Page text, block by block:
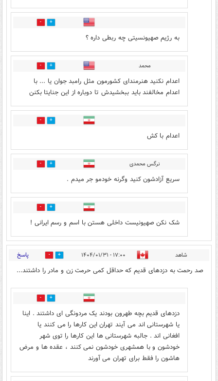
6
به رژیم صهیونسیتی چه ربطی داره ؟
محمد 33
اعدام نکنید هنرمندای کشورمون مثل رامبد جوان یا ... با
اعدام مخالفند باید ببخشیدش تا دوباره از این جنایتا بکنن
1
اعدام با کش
نرگس محمدی 7
سریع آزادشون کنید وگرنه خودمو جر میدم .
10
شک نکن صهیونیست داخلی هستن با اسم و رسم ایرانی !
شاهد ۱۷:۰۰ - ۱۴۰۴/۰۱/۳۱ 105 پاسخ
صد رحمت به دزدهای قدیم که حداقل کمی حرمت زن و مادر را داشتند...
34
دزدهای قدیم بچه طهرون بودند یک مردونگی ای داشتند . اینا
یا شهرستانی اند می آیند تهران این کارها را می کنند یا
افغانی اند . جالبه شهرستانی ها این کارها را توی شهر
خودشون و با همشهری خودشون نمی کنند ، عقده ها و مرض
هاشون را فقط برای تهران می آورند